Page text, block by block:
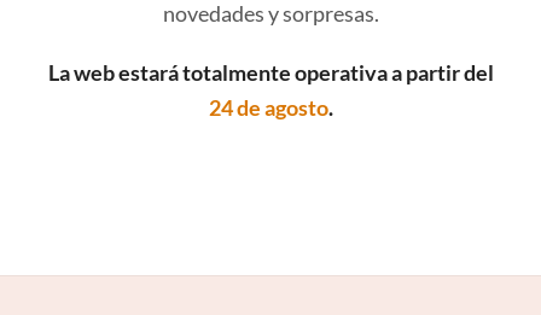
novedades y sorpresas.
La web estará totalmente operativa a partir del
24 de agosto.